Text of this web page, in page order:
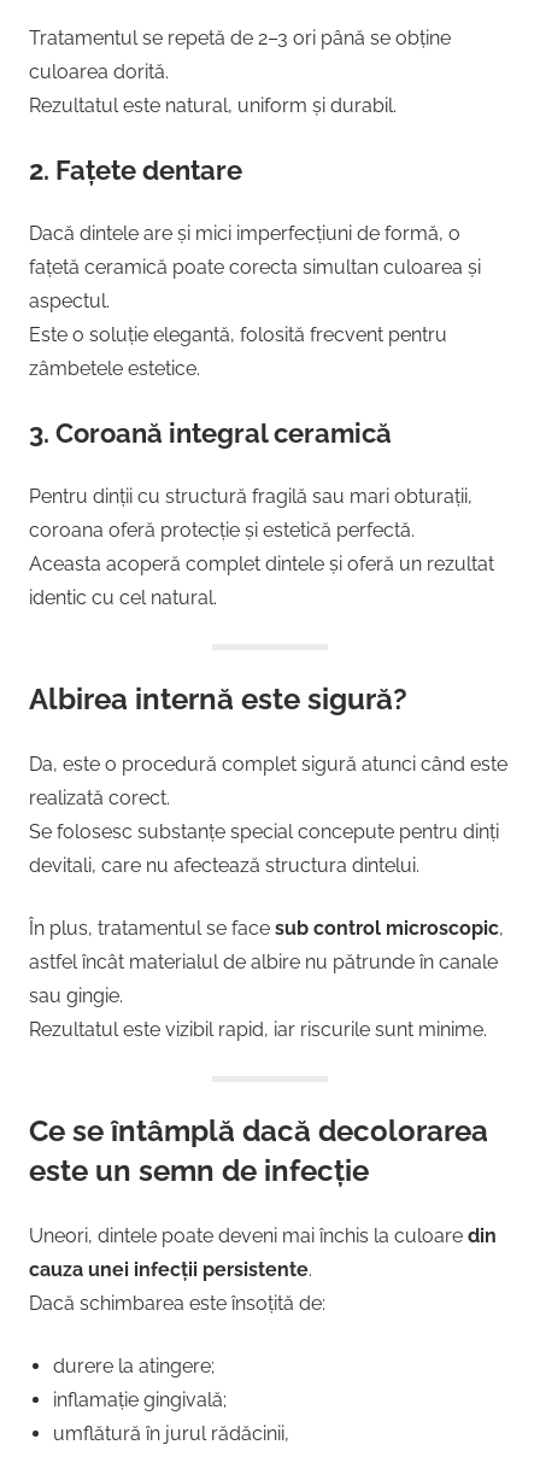
Tratamentul se repetă de 2–3 ori până se obține
culoarea dorită.
Rezultatul este natural, uniform și durabil.
2. Fațete dentare
Dacă dintele are și mici imperfecțiuni de formă, o
fațetă ceramică poate corecta simultan culoarea și
aspectul.
Este o soluție elegantă, folosită frecvent pentru
zâmbetele estetice.
3. Coroană integral ceramică
Pentru dinții cu structură fragilă sau mari obturații,
coroana oferă protecție și estetică perfectă.
Aceasta acoperă complet dintele și oferă un rezultat
identic cu cel natural.
Albirea internă este sigură?
Da, este o procedură complet sigură atunci când este
realizată corect.
Se folosesc substanțe special concepute pentru dinți
devitali, care nu afectează structura dintelui.
În plus, tratamentul se face sub control microscopic,
astfel încât materialul de albire nu pătrunde în canale
sau gingie.
Rezultatul este vizibil rapid, iar riscurile sunt minime.
Ce se întâmplă dacă decolorarea
este un semn de infecție
Uneori, dintele poate deveni mai închis la culoare din
cauza unei infecții persistente.
Dacă schimbarea este însoțită de:
durere la atingere;
inflamație gingivală;
umflătură în jurul rădăcinii,